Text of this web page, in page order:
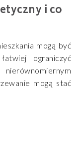
i co
mogą być
ograniczyć
mogą stać